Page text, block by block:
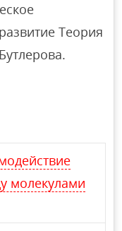
Теория
молекулами